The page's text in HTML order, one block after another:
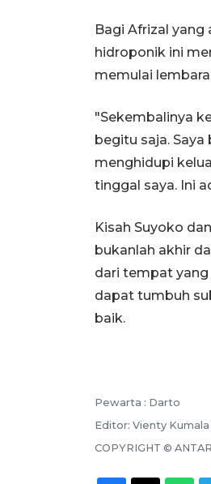
Bagi Afrizal
hidroponik ini
memulai
"Sekembalinya
begitu saja.
menghidupi
tinggal saya. Ini
Kisah Suyoko
bukanlah akhir
dari tempat
dapat tumbuh
baik.
Pewarta : Darto
Editor: Vienty Kumala
COPYRIGHT ©